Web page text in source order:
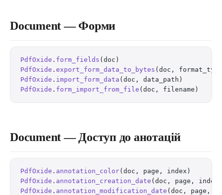
Document — Форми
PdfOxide . form_fields
PdfOxide . export_form_data_to_bytes (doc,
PdfOxide . import_form_data (doc,
PdfOxide . form_import_from_file (doc,
Document — Доступ до анотацій
PdfOxide . annotation_color(doc, page,
PdfOxide . annotation_creation_date (doc, page,
PdfOxide . annotation_modification_date (doc, page,